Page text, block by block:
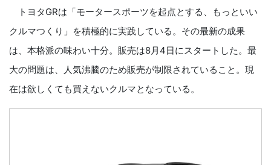
トヨタGRは「モータースポーツを起点とする、もっといい
クルマつくり」を積極的に実践している。その最新の成果
は、本格派の味わい十分。販売は8月4日にスタートした。最
大の問題は、人気沸騰のため販売が制限されていること。現
在は欲しくても買えないクルマとなっている。